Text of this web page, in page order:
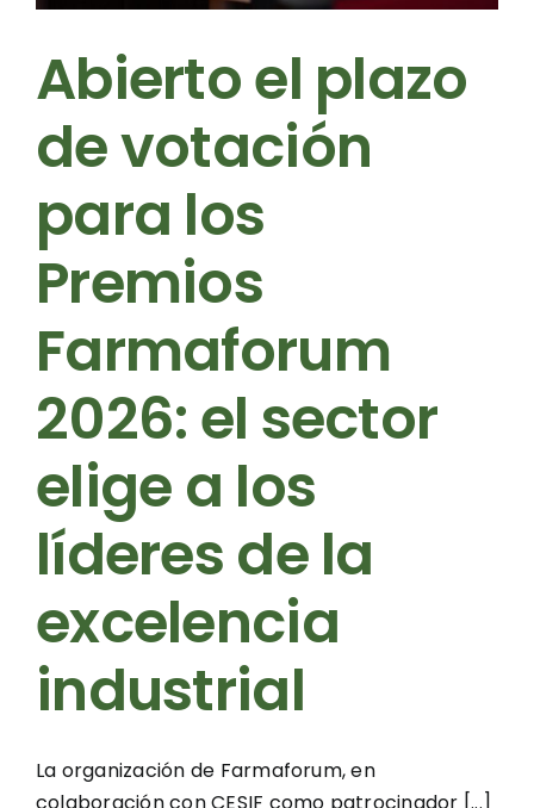
Abierto el plazo
de votación
para los
Premios
Farmaforum
2026: el sector
elige a los
líderes de la
excelencia
industrial
La organización de Farmaforum, en
colaboración con CESIF como patrocinador [...]